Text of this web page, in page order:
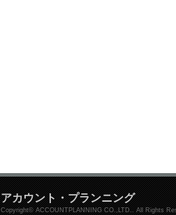
アカウント・プランニング
Copyright© ACCOUNTPLANNING CO.,LTD.. All Rights